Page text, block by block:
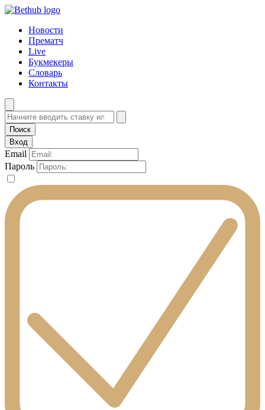
Новости
Прематч
Live
Букмекеры
Словарь
Контакты
Вход
Email
Пароль